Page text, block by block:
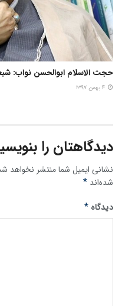
حجت الاسلام ابوالحسن نواب:
دیدگاهتان را
نشانی ایمیل شما منتشر نخواهد
شده‌اند *
دیدگاه *